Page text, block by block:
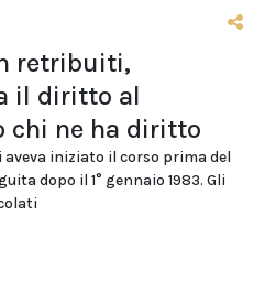
retribuiti,
il diritto al
chi ne ha diritto
iniziato il corso prima del
dopo il 1° gennaio 1983. Gli